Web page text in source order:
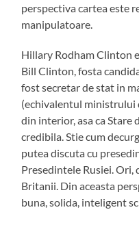
perspectiva cartea este
manipulatoare.
Hillary Rodham Clinton
Bill Clinton, fosta
fost secretar de stat in
(echivalentul ministrului
din interior, asa ca Stare
credibila. Stie cum
putea discuta cu
Presedintele Rusiei. Ori,
Britanii. Din aceasta
buna, solida, inteligent